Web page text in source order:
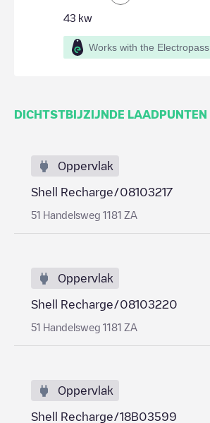
43 kw
Works with the Electropass
DICHTSTBIJZIJNDE LAADPUNTEN
Oppervlak
Shell Recharge/08103217
51 Handelsweg 1181 ZA
Oppervlak
Shell Recharge/08103220
51 Handelsweg 1181 ZA
Oppervlak
Shell Recharge/18B03599